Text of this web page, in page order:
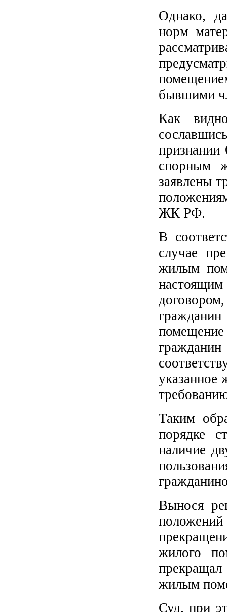
Однако,
норм
бывшими
Как
признании
спорным
заявлены
ЖК РФ.
В
случае
жилым
указанное
Таким
порядке
наличие
Вынося
жилого
жилым
Суд, при